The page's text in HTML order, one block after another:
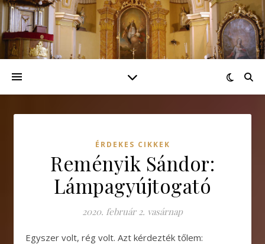
ÉRDEKES CIKKEK
Reményik Sándor:
Lámpagyújtogató
2020. február 2. vasárnap
Egyszer volt, rég volt. Azt kérdezték tőlem: